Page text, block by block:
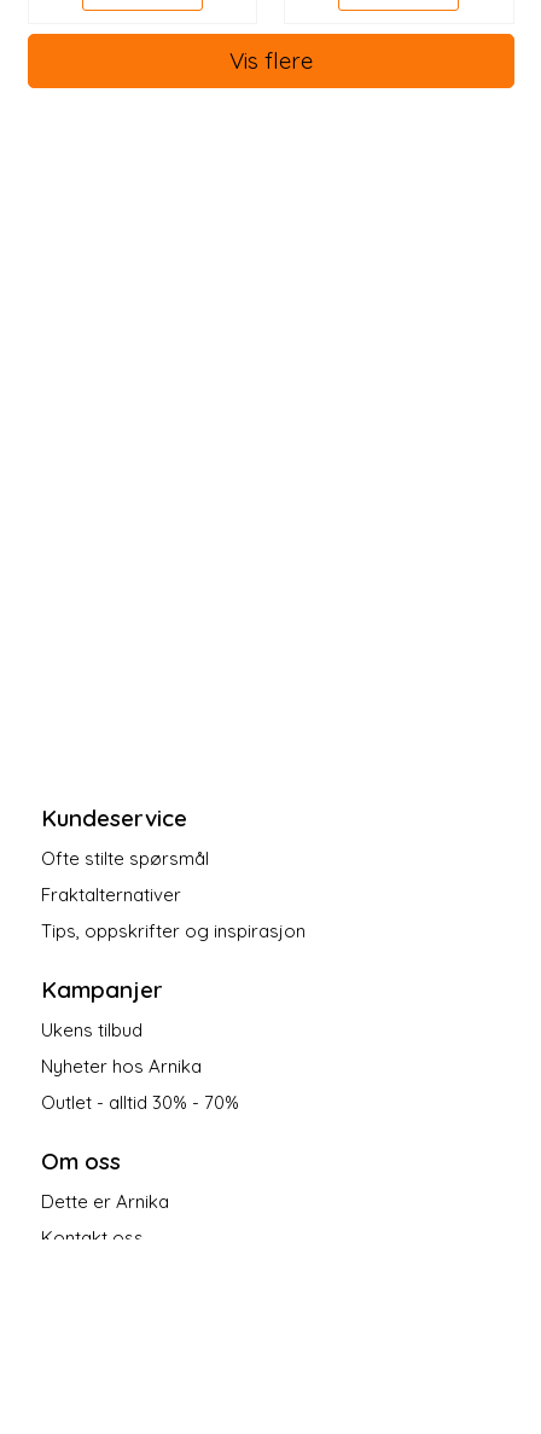
Vis flere
Kundeservice
Ofte stilte spørsmål
Fraktalternativer
Tips, oppskrifter og inspirasjon
Kampanjer
Ukens tilbud
Nyheter hos Arnika
Outlet - alltid 30% - 70%
Om oss
Dette er Arnika
Kontakt oss